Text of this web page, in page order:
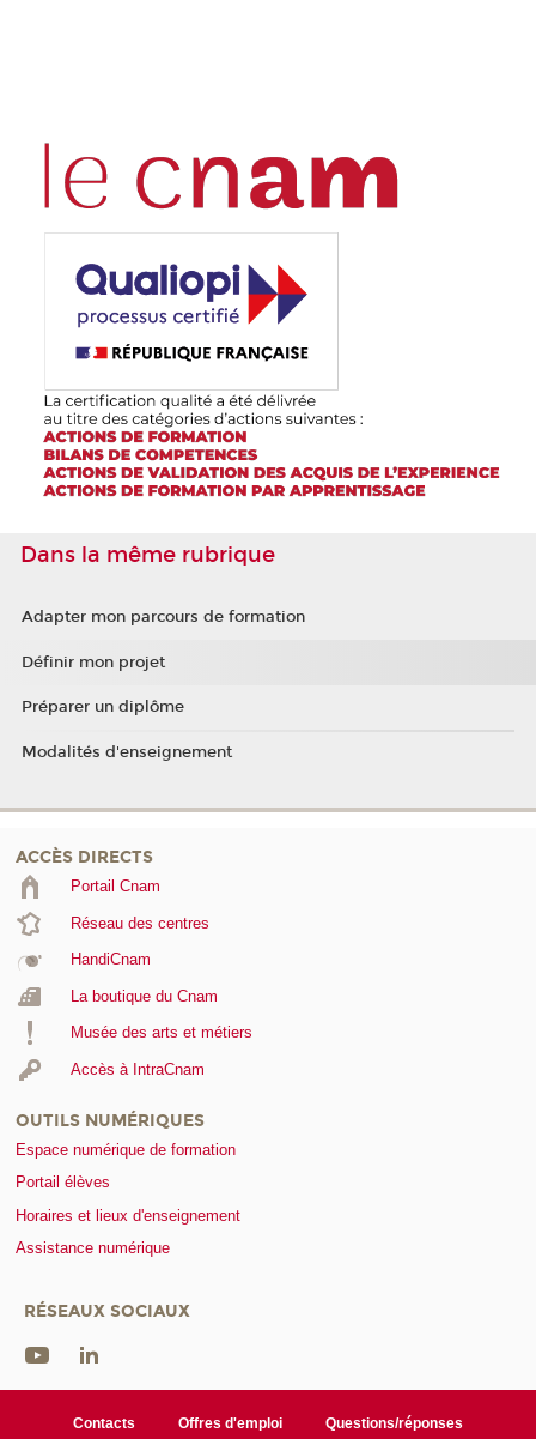
Dans la même rubrique
Adapter mon parcours de formation
Définir mon projet
Préparer un diplôme
Modalités d'enseignement
ACCÈS DIRECTS
Portail Cnam
Réseau des centres
HandiCnam
La boutique du Cnam
Musée des arts et métiers
Accès à IntraCnam
OUTILS NUMÉRIQUES
Espace numérique de formation
Portail élèves
Horaires et lieux d'enseignement
Assistance numérique
RÉSEAUX SOCIAUX
Contacts Offres d'emploi Questions/réponses